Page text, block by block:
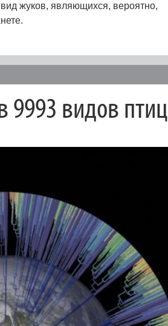
жуков, являющихся, вероятно,
9993 видов птиц